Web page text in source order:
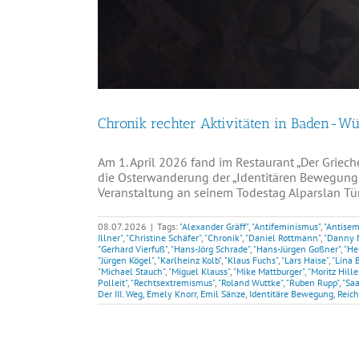
Chronik rechter Aktivitäten in Baden-
Am 1. April 2026 fand im Restaurant „Der
die Osterwanderung der „Identitären
Veranstaltung an seinem Todestag Alparslan
08.07.2026 | Tags: "Alexander Gräff", "Antifeminismus",
Illner", "Christine Schäfer", "Chronik", "Daniel Rottmann", "Danny
"Gerhard Vierfuß", "Hans-Jörg Schrade", "Hans-Jürgen Goßner",
"Jürgen Kögel", "Karlheinz Kolb", "Klaus Fuchs", "Lars Haise", "Lina
"Michael Stauch", "Miguel Klauss", "Mike Mattburger", "Moritz
Polleit", "Rechtsextremismus", "Roland Wuttke", "Ruben Rupp",
Der III. Weg, Emely Knorr, Emil Sänze, Identitäre Bewegung,